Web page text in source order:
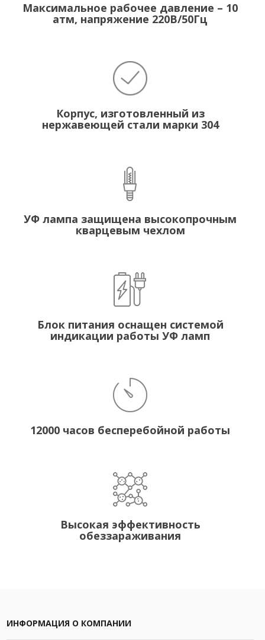
Максимальное рабочее давление – 10
атм, напряжение 220В/50Гц
Корпус, изготовленный из
нержавеющей стали марки 304
УФ лампа защищена высокопрочным
кварцевым чехлом
Блок питания оснащен системой
индикации работы УФ ламп
12000 часов бесперебойной работы
Высокая эффективность
обеззараживания
ИНФОРМАЦИЯ О КОМПАНИИ